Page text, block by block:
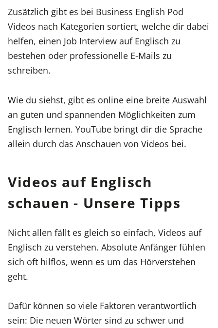
Zusätzlich gibt es bei Business English Pod
Videos nach Kategorien sortiert, welche dir dabei
helfen, einen Job Interview auf Englisch zu
bestehen oder professionelle E-Mails zu
schreiben.
Wie du siehst, gibt es online eine breite Auswahl
an guten und spannenden Möglichkeiten zum
Englisch lernen. YouTube bringt dir die Sprache
allein durch das Anschauen von Videos bei.
Videos auf Englisch
schauen - Unsere Tipps
Nicht allen fällt es gleich so einfach, Videos auf
Englisch zu verstehen. Absolute Anfänger fühlen
sich oft hilflos, wenn es um das Hörverstehen
geht.
Dafür können so viele Faktoren verantwortlich
sein: Die neuen Wörter sind zu schwer und